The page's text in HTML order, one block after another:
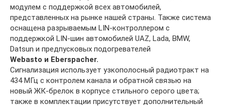
модулем с поддержкой всех автомобилей,
представленных на рынке нашей страны. Также система
оснащена разрываемым LIN-контроллером с
поддержкой LIN-шин автомобилей UAZ, Lada, BMW,
Datsun и предпусковых подогревателей
Webasto и Eberspacher.
Сигнализация использует узкополосный радиотракт на
434 МГц с контролем канала и обратной связью на
новый ЖК-брелок в корпусе стильного серого цвета;
также в комплектации присутствует дополнительный